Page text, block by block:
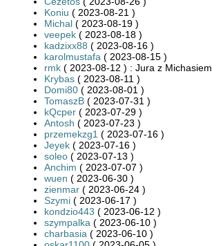
Koniu ( 2023-08-21 )
Michal ( 2023-08-19 )
veepek ( 2023-08-18 )
kadzixx88 ( 2023-08-16 )
karolmustafa ( 2023-08-15 )
rmk ( 2023-08-12 ) : Jura z Michasiem.
Krybas ( 2023-08-11 )
Domi80 ( 2023-08-01 )
TomaszB ( 2023-07-31 )
kQcper ( 2023-07-29 )
Antosh ( 2023-07-23 )
przemekzg1 ( 2023-07-16 )
Jeyek ( 2023-07-16 )
soleo ( 2023-07-13 )
Anchim ( 2023-07-07 )
wuen ( 2023-06-30 )
zienmar ( 2023-06-24 )
Szymi ( 2023-06-17 )
kondzio443 ( 2023-06-12 )
szympalka ( 2023-06-10 )
charbasia ( 2023-06-10 )